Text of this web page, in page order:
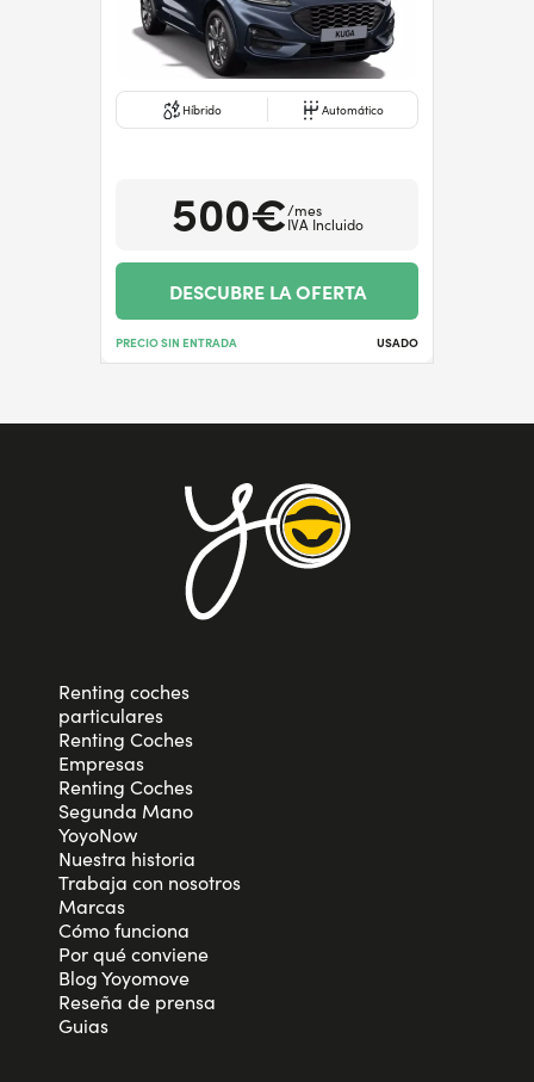
Híbrido Automático
500€/mes
IVA Incluido
DESCUBRE LA OFERTA
PRECIO SIN ENTRADA USADO
Renting coches
particulares
Renting Coches
Empresas
Renting Coches
Segunda Mano
YoyoNow
Nuestra historia
Trabaja con nosotros
Marcas
Cómo funciona
Por qué conviene
Blog Yoyomove
Reseña de prensa
Guias